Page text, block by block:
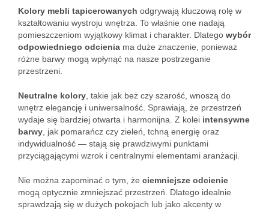
Kolory mebli tapicerowanych odgrywają kluczową rolę w
kształtowaniu wystroju wnętrza. To właśnie one nadają
pomieszczeniom wyjątkowy klimat i charakter. Dlatego wybór
odpowiedniego odcienia ma duże znaczenie, ponieważ
różne barwy mogą wpłynąć na nasze postrzeganie
przestrzeni.
Neutralne kolory , takie jak beż czy szarość, wnoszą do
wnętrz elegancję i uniwersalność. Sprawiają, że przestrzeń
wydaje się bardziej otwarta i harmonijna. Z kolei intensywne
barwy , jak pomarańcz czy zieleń, tchną energię oraz
indywidualność — stają się prawdziwymi punktami
przyciągającymi wzrok i centralnymi elementami aranżacji.
Nie można zapominać o tym, że ciemniejsze odcienie
mogą optycznie zmniejszać przestrzeń. Dlatego idealnie
sprawdzają się w dużych pokojach lub jako akcenty w